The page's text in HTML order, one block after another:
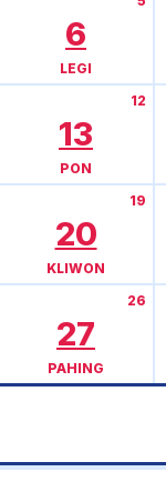
6
LEGI
13
12
PON
20
19
KLIWON
27
26
PAHING